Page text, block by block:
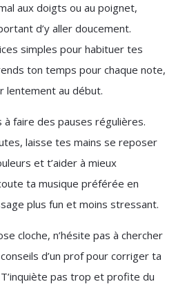
aux doigts ou au poignet,
d’y aller doucement.
simples pour habituer tes
ton temps pour chaque note,
lentement au début.
à faire des pauses régulières.
laisse tes mains se reposer
et t’aider à mieux
ta musique préférée en
plus fun et moins stressant.
cloche, n’hésite pas à chercher
d’un prof pour corriger ta
pas trop et profite du